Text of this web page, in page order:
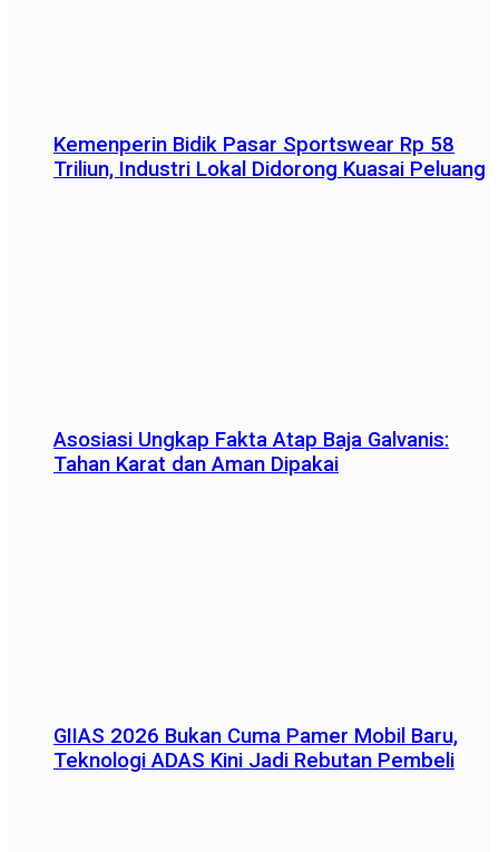
Kemenperin Bidik Pasar Sportswear Rp 58
Triliun, Industri Lokal Didorong Kuasai Peluang
Asosiasi Ungkap Fakta Atap Baja Galvanis:
Tahan Karat dan Aman Dipakai
GIIAS 2026 Bukan Cuma Pamer Mobil Baru,
Teknologi ADAS Kini Jadi Rebutan Pembeli